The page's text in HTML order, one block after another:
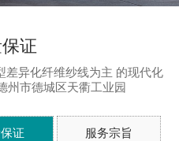
证
差异化纤维纱线为主 的现代化
州市德城区天衢工业园
证 服务宗旨